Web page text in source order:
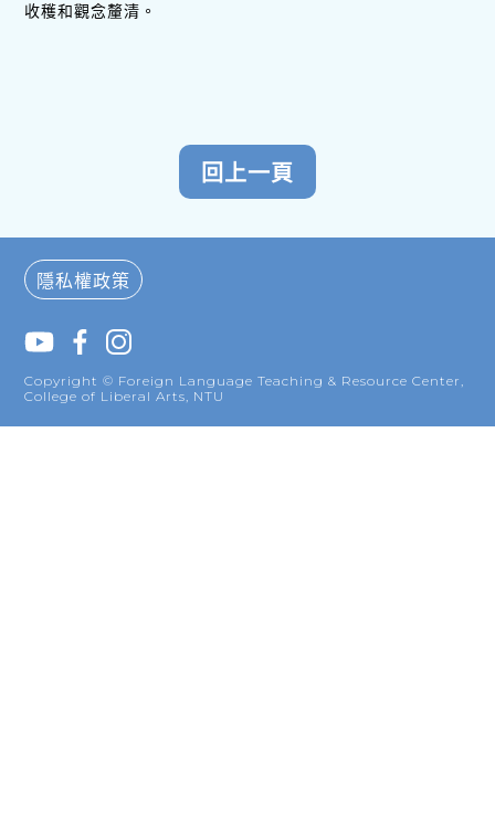
收穫和觀念釐清。
隱私權政策
Copyright © Foreign Language Teaching & Resource Center,
College of Liberal Arts, NTU